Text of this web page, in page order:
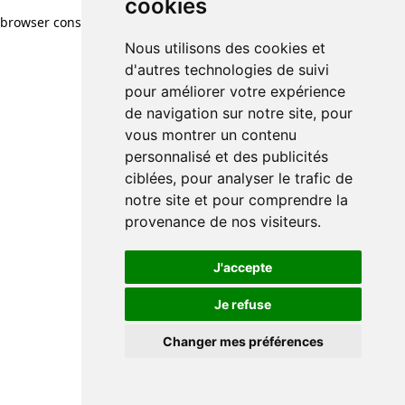
cookies
Nous utilisons des cookies et
d'autres technologies de suivi
pour améliorer votre expérience
de navigation sur notre site, pour
vous montrer un contenu
personnalisé et des publicités
ciblées, pour analyser le trafic de
notre site et pour comprendre la
provenance de nos visiteurs.
J'accepte
Je refuse
Changer mes préférences
browser console for more information)